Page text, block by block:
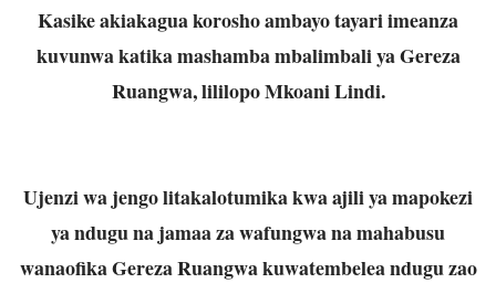
Kasike akiakagua korosho ambayo tayari imeanza
kuvunwa katika mashamba mbalimbali ya Gereza
Ruangwa, lililopo Mkoani Lindi.
Ujenzi wa jengo litakalotumika kwa ajili ya mapokezi
ya ndugu na jamaa za wafungwa na mahabusu
wanaofika Gereza Ruangwa kuwatembelea ndugu zao